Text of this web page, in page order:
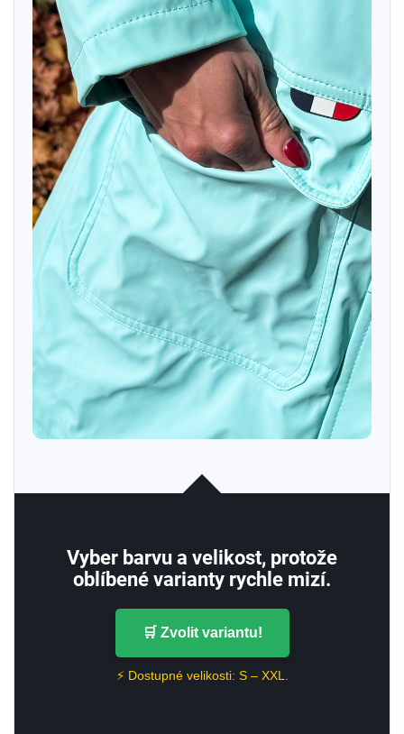
Vyber barvu a velikost, protože
oblíbené varianty rychle mizí.
🛒 Zvolit variantu!
⚡ Dostupné velikosti: S – XXL.